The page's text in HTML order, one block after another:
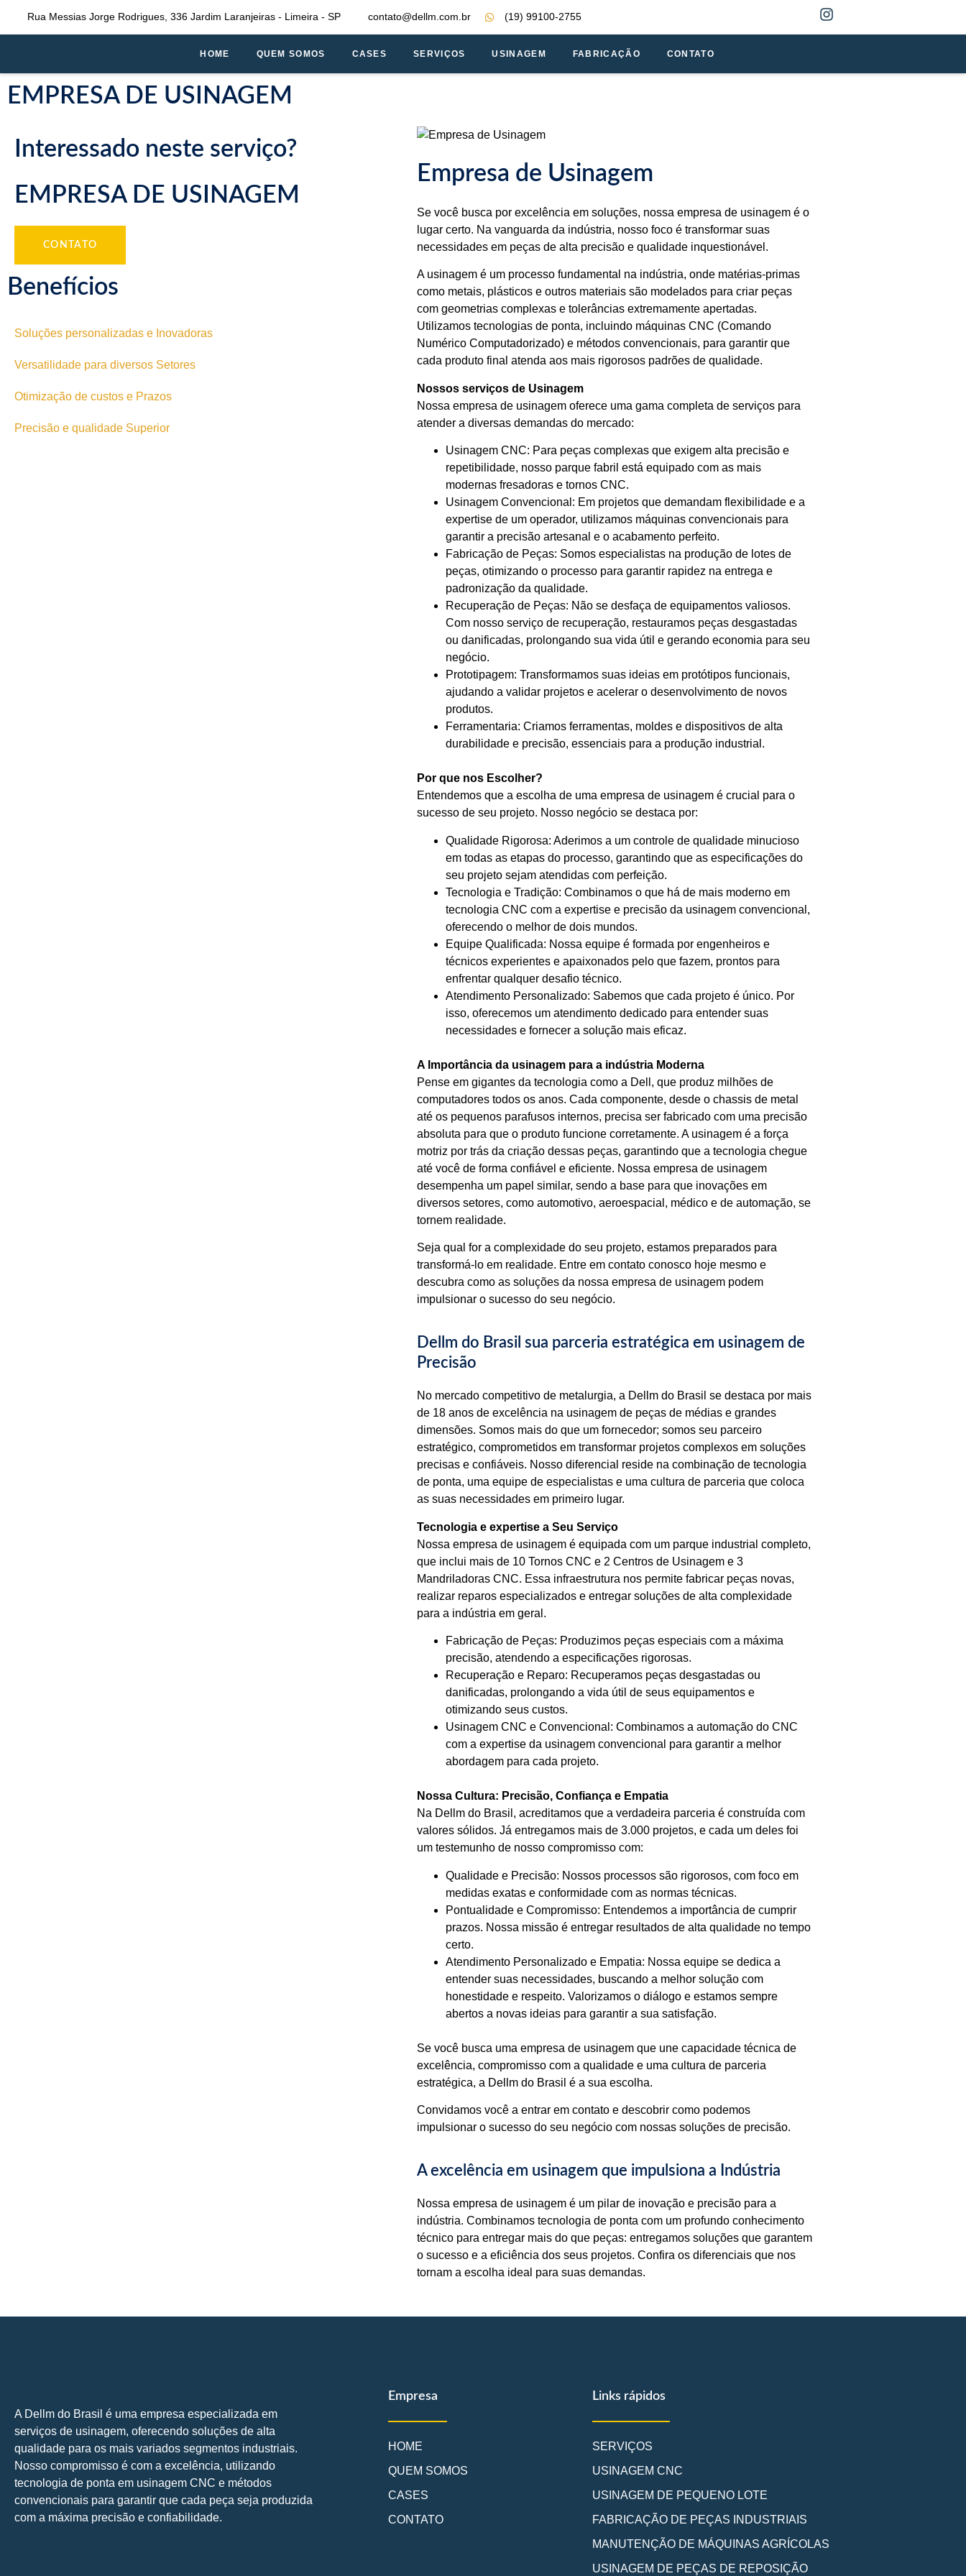
Rua Messias Jorge Rodrigues, 336 Jardim Laranjeiras - Limeira - SP contato@dellm.com.br (19) 99100-2755
HOME QUEM SOMOS CASES SERVIÇOS USINAGEM FABRICAÇÃO CONTATO
EMPRESA DE USINAGEM
Interessado neste serviço?
EMPRESA DE USINAGEM
CONTATO
Benefícios
Soluções personalizadas e Inovadoras
Versatilidade para diversos Setores
Otimização de custos e Prazos
Precisão e qualidade Superior
Empresa de Usinagem
Se você busca por excelência em soluções, nossa empresa de usinagem é o
lugar certo. Na vanguarda da indústria, nosso foco é transformar suas
necessidades em peças de alta precisão e qualidade inquestionável.
A usinagem é um processo fundamental na indústria, onde matérias-primas
como metais, plásticos e outros materiais são modelados para criar peças
com geometrias complexas e tolerâncias extremamente apertadas.
Utilizamos tecnologias de ponta, incluindo máquinas CNC (Comando
Numérico Computadorizado) e métodos convencionais, para garantir que
cada produto final atenda aos mais rigorosos padrões de qualidade.
Nossos serviços de Usinagem
Nossa empresa de usinagem oferece uma gama completa de serviços para
atender a diversas demandas do mercado:
Usinagem CNC: Para peças complexas que exigem alta precisão e
repetibilidade, nosso parque fabril está equipado com as mais
modernas fresadoras e tornos CNC.
Usinagem Convencional: Em projetos que demandam flexibilidade e a
expertise de um operador, utilizamos máquinas convencionais para
garantir a precisão artesanal e o acabamento perfeito.
Fabricação de Peças: Somos especialistas na produção de lotes de
peças, otimizando o processo para garantir rapidez na entrega e
padronização da qualidade.
Recuperação de Peças: Não se desfaça de equipamentos valiosos.
Com nosso serviço de recuperação, restauramos peças desgastadas
ou danificadas, prolongando sua vida útil e gerando economia para seu
negócio.
Prototipagem: Transformamos suas ideias em protótipos funcionais,
ajudando a validar projetos e acelerar o desenvolvimento de novos
produtos.
Ferramentaria: Criamos ferramentas, moldes e dispositivos de alta
durabilidade e precisão, essenciais para a produção industrial.
Por que nos Escolher?
Entendemos que a escolha de uma empresa de usinagem é crucial para o
sucesso de seu projeto. Nosso negócio se destaca por:
Qualidade Rigorosa: Aderimos a um controle de qualidade minucioso
em todas as etapas do processo, garantindo que as especificações do
seu projeto sejam atendidas com perfeição.
Tecnologia e Tradição: Combinamos o que há de mais moderno em
tecnologia CNC com a expertise e precisão da usinagem convencional,
oferecendo o melhor de dois mundos.
Equipe Qualificada: Nossa equipe é formada por engenheiros e
técnicos experientes e apaixonados pelo que fazem, prontos para
enfrentar qualquer desafio técnico.
Atendimento Personalizado: Sabemos que cada projeto é único. Por
isso, oferecemos um atendimento dedicado para entender suas
necessidades e fornecer a solução mais eficaz.
A Importância da usinagem para a indústria Moderna
Pense em gigantes da tecnologia como a Dell, que produz milhões de
computadores todos os anos. Cada componente, desde o chassis de metal
até os pequenos parafusos internos, precisa ser fabricado com uma precisão
absoluta para que o produto funcione corretamente. A usinagem é a força
motriz por trás da criação dessas peças, garantindo que a tecnologia chegue
até você de forma confiável e eficiente. Nossa empresa de usinagem
desempenha um papel similar, sendo a base para que inovações em
diversos setores, como automotivo, aeroespacial, médico e de automação, se
tornem realidade.
Seja qual for a complexidade do seu projeto, estamos preparados para
transformá-lo em realidade. Entre em contato conosco hoje mesmo e
descubra como as soluções da nossa empresa de usinagem podem
impulsionar o sucesso do seu negócio.
Dellm do Brasil sua parceria estratégica em usinagem de
Precisão
No mercado competitivo de metalurgia, a Dellm do Brasil se destaca por mais
de 18 anos de excelência na usinagem de peças de médias e grandes
dimensões. Somos mais do que um fornecedor; somos seu parceiro
estratégico, comprometidos em transformar projetos complexos em soluções
precisas e confiáveis. Nosso diferencial reside na combinação de tecnologia
de ponta, uma equipe de especialistas e uma cultura de parceria que coloca
as suas necessidades em primeiro lugar.
Tecnologia e expertise a Seu Serviço
Nossa empresa de usinagem é equipada com um parque industrial completo,
que inclui mais de 10 Tornos CNC e 2 Centros de Usinagem e 3
Mandriladoras CNC. Essa infraestrutura nos permite fabricar peças novas,
realizar reparos especializados e entregar soluções de alta complexidade
para a indústria em geral.
Fabricação de Peças: Produzimos peças especiais com a máxima
precisão, atendendo a especificações rigorosas.
Recuperação e Reparo: Recuperamos peças desgastadas ou
danificadas, prolongando a vida útil de seus equipamentos e
otimizando seus custos.
Usinagem CNC e Convencional: Combinamos a automação do CNC
com a expertise da usinagem convencional para garantir a melhor
abordagem para cada projeto.
Nossa Cultura: Precisão, Confiança e Empatia
Na Dellm do Brasil, acreditamos que a verdadeira parceria é construída com
valores sólidos. Já entregamos mais de 3.000 projetos, e cada um deles foi
um testemunho de nosso compromisso com:
Qualidade e Precisão: Nossos processos são rigorosos, com foco em
medidas exatas e conformidade com as normas técnicas.
Pontualidade e Compromisso: Entendemos a importância de cumprir
prazos. Nossa missão é entregar resultados de alta qualidade no tempo
certo.
Atendimento Personalizado e Empatia: Nossa equipe se dedica a
entender suas necessidades, buscando a melhor solução com
honestidade e respeito. Valorizamos o diálogo e estamos sempre
abertos a novas ideias para garantir a sua satisfação.
Se você busca uma empresa de usinagem que une capacidade técnica de
excelência, compromisso com a qualidade e uma cultura de parceria
estratégica, a Dellm do Brasil é a sua escolha.
Convidamos você a entrar em contato e descobrir como podemos
impulsionar o sucesso do seu negócio com nossas soluções de precisão.
A excelência em usinagem que impulsiona a Indústria
Nossa empresa de usinagem é um pilar de inovação e precisão para a
indústria. Combinamos tecnologia de ponta com um profundo conhecimento
técnico para entregar mais do que peças: entregamos soluções que garantem
o sucesso e a eficiência dos seus projetos. Confira os diferenciais que nos
tornam a escolha ideal para suas demandas.
A Dellm do Brasil é uma empresa especializada em
serviços de usinagem, oferecendo soluções de alta
qualidade para os mais variados segmentos industriais.
Nosso compromisso é com a excelência, utilizando
tecnologia de ponta em usinagem CNC e métodos
convencionais para garantir que cada peça seja produzida
com a máxima precisão e confiabilidade.
Empresa
HOME
QUEM SOMOS
CASES
CONTATO
Links rápidos
SERVIÇOS
USINAGEM CNC
USINAGEM DE PEQUENO LOTE
FABRICAÇÃO DE PEÇAS INDUSTRIAIS
MANUTENÇÃO DE MÁQUINAS AGRÍCOLAS
USINAGEM DE PEÇAS DE REPOSIÇÃO